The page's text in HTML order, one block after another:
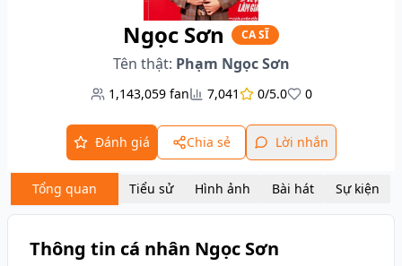
Ngọc Sơn CA SĨ
Tên thật: Phạm Ngọc Sơn
1,143,059 fan 7,041 0/5.0 0
Đánh giá Chia sẻ Lời nhắn
Tổng quan Tiểu sử Hình ảnh Bài hát Sự kiện
Thông tin cá nhân Ngọc Sơn